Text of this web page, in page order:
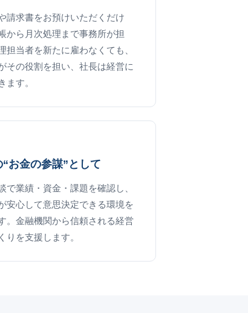
請求書をお預けいただくだけ
から月次処理まで事務所が担
担当者を新たに雇わなくても、
その役割を担い、社長は経営に
ます。
お金の参謀”として
で業績・資金・課題を確認し、
安心して意思決定できる環境を
。金融機関から信頼される経営
りを支援します。